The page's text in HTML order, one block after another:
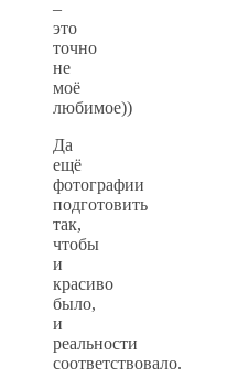
–
это
точно
не
моё
любимое))
Да
ещё
фотографии
подготовить
так,
чтобы
и
красиво
было,
и
реальности
соответствовало.